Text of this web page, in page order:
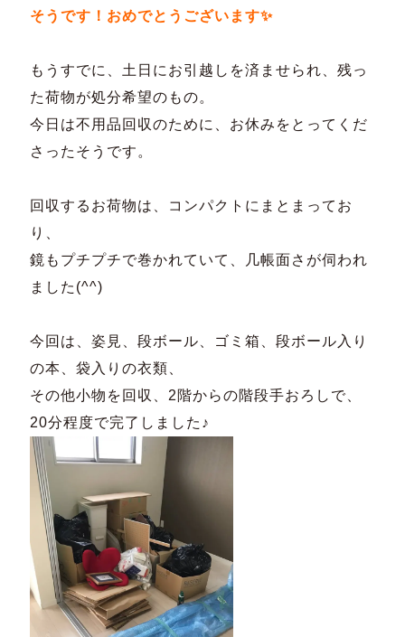
そうです！おめでとうございます✨
もうすでに、土日にお引越しを済ませられ、残っ
た荷物が処分希望のもの。
今日は不用品回収のために、お休みをとってくだ
さったそうです。
回収するお荷物は、コンパクトにまとまってお
り、
鏡もプチプチで巻かれていて、几帳面さが伺われ
ました(^^)
今回は、姿見、段ボール、ゴミ箱、段ボール入り
の本、袋入りの衣類、
その他小物を回収、2階からの階段手おろしで、
20分程度で完了しました♪